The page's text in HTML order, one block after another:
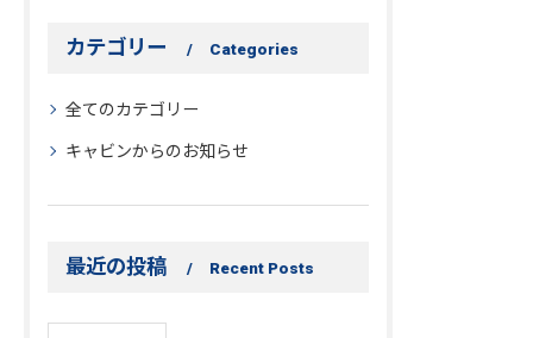
カテゴリー Categories
全てのカテゴリー
キャビンからのお知らせ
最近の投稿 Recent Posts
お問い合わせはこちら